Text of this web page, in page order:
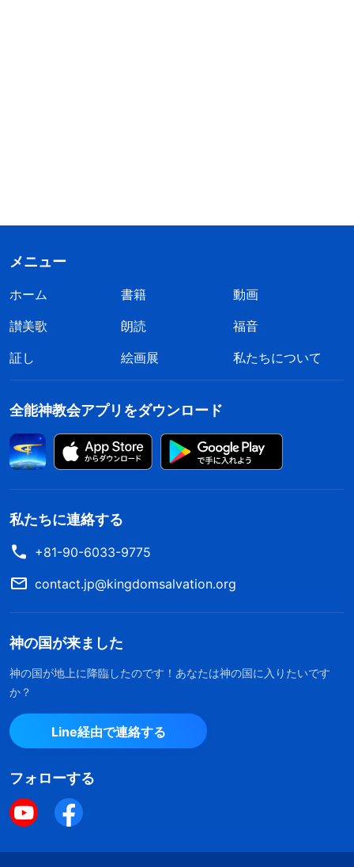
メニュー
ホーム 書籍
動画
讃美歌
朗読
福音
証し
絵画展 私たちについて
全能神教会アプリをダウンロード
私たちに連絡する
+81-90-6033-9775
contact.jp@kingdomsalvation.org
神の国が来ました
神の国が地上に降臨したのです！あなたは神の国に入りたいです
か？
Line経由で連絡する
フォローする